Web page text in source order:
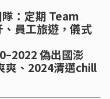
：定期 Team
員工旅遊，儀式
偽出國澎
爽、2024清邁chill